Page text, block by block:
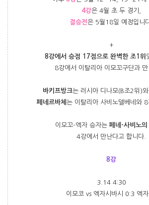
4강은 4월 초 두 경기,
결승전은 5월18일 예정입니
+
8강에서 승점 17점으로 완벽한 조1위
8강에서 이탈리아 이모꼬구단과 만
바키프방크는 러시아 디나모(B조2위)와
페네르바체 는 이탈리아 사비노델베네와 8
이모꼬-엑자 승자는 페네-사비노의
4강에서 만난다고 합니다.
8강
3.14 4:30
이모코 vs 엑자시바시 0:3 엑